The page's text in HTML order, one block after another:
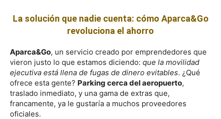
La solución que nadie cuenta: cómo Aparca&Go
revoluciona el ahorro
Aparca&Go, un servicio creado por emprendedores que
vieron justo lo que estamos diciendo: que la movilidad
ejecutiva está llena de fugas de dinero evitables. ¿Qué
ofrece esta gente? Parking cerca del aeropuerto,
traslado inmediato, y una gama de extras que,
francamente, ya le gustaría a muchos proveedores
oficiales.